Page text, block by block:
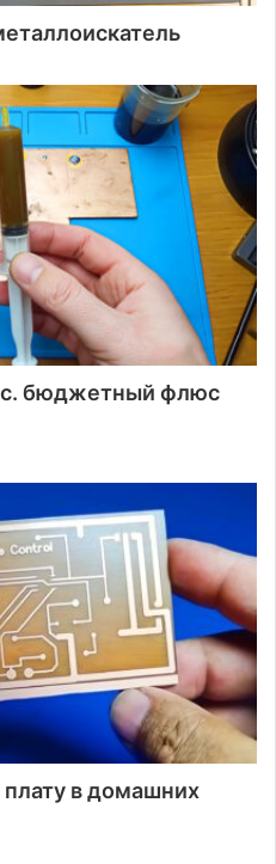
бюджетный флюс
плату в домашних